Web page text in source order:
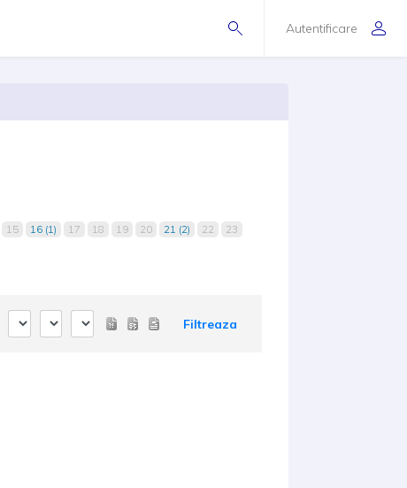
Autentificare
15 16 (1) 17 18 19 20 21 (2) 22
23
Filtreaza